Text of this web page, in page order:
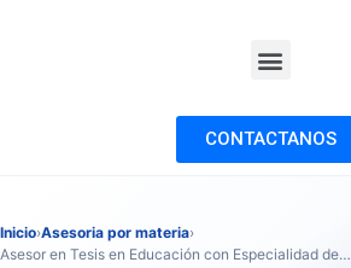
CONTACTANOS
Inicio›Asesoria por materia›
Asesor en Tesis en Educación con Especialidad de…